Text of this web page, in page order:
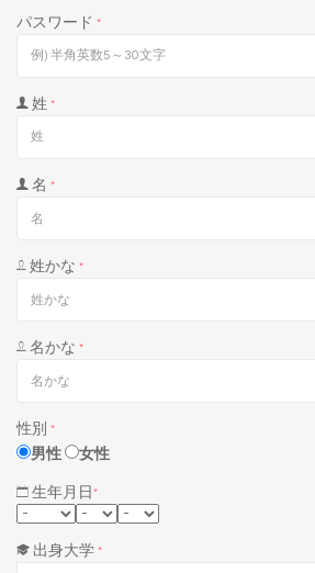
パスワード *
姓 *
名 *
姓かな *
名かな *
性別 *
男性 女性
生年月日 *
出身大学 *